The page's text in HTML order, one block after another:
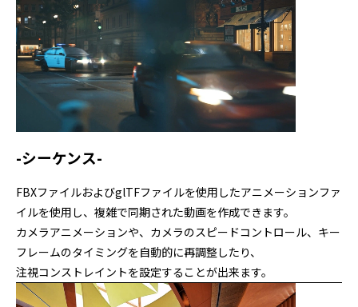
-シーケンス-
FBXファイルおよびglTFファイルを使用したアニメーションファ
イルを使用し、複雑で同期された動画を作成できます。
カメラアニメーションや、カメラのスピードコントロール、キー
フレームのタイミングを自動的に再調整したり、
注視コンストレイントを設定することが出来ます。